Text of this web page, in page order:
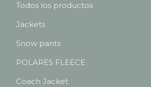
Todos los productos
Jackets
Snow pants
POLARES FLEECE
Coach Jacket